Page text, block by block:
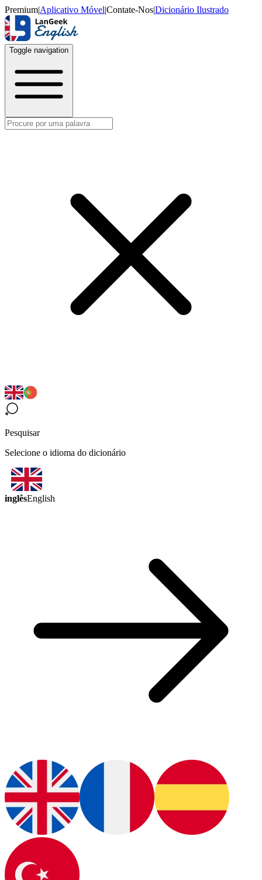
Premium|Aplicativo Móvel|Contate-Nos|Dicionário Ilustrado
Toggle navigation
Pesquisar
Selecione o idioma do dicionário
inglêsEnglish